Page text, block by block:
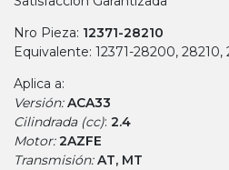
Nro Pieza: 12371-28210
Equivalente: 12371-28200, 28210,
Aplica a:
Versión:ACA33
Cilindrada (cc): 2.4
Motor:2AZFE
Transmisión:AT, MT